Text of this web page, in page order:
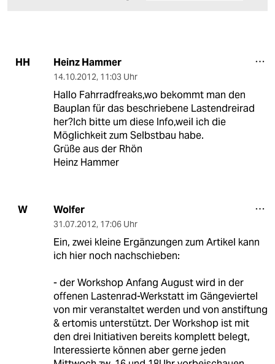
HH Heinz Hammer
14.10.2012, 11:03 Uhr
Hallo Fahrradfreaks,wo bekommt man den
Bauplan für das beschriebene Lastendreirad
her?Ich bitte um diese Info,weil ich die
Möglichkeit zum Selbstbau habe.
Grüße aus der Rhön
Heinz Hammer
W Wolfer
31.07.2012, 17:06 Uhr
Ein, zwei kleine Ergänzungen zum Artikel kann
ich hier noch nachschieben:
- der Workshop Anfang August wird in der
offenen Lastenrad-Werkstatt im Gängeviertel
von mir veranstaltet werden und von anstiftung
& ertomis unterstützt. Der Workshop ist mit
den drei Initiativen bereits komplett belegt,
Interessierte können aber gerne jeden